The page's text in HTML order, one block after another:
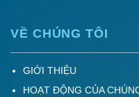
VỀ CHÚNG TÔI
GIỚI THIỆU
HOẠT ĐỘNG CỦA